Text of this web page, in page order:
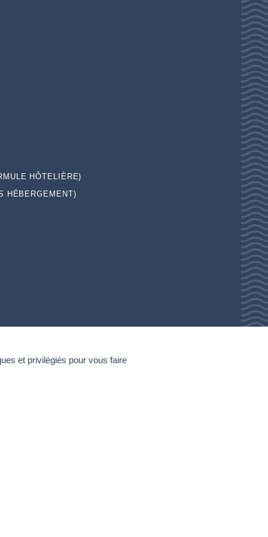
HÔTELIÈRE)
HÉBERGEMENT)
et privilégiés pour vous faire